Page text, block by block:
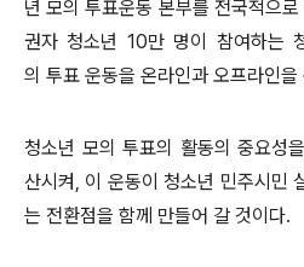
년 모의 투표운동 본부를 전국적으
권자 청소년 10만 명이 참여하는
의 투표 운동을 온라인과 오프라인
청소년 모의 투표의 활동의 중요성
산시켜, 이 운동이 청소년 민주시민
는 전환점을 함께 만들어 갈 것이다.